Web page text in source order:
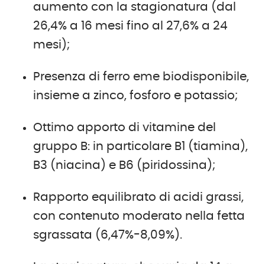
aumento con la stagionatura (dal
26,4% a 16 mesi fino al 27,6% a 24
mesi);
Presenza di ferro eme biodisponibile,
insieme a zinco, fosforo e potassio;
Ottimo apporto di vitamine del
gruppo B: in particolare B1 (tiamina),
B3 (niacina) e B6 (piridossina);
Rapporto equilibrato di acidi grassi,
con contenuto moderato nella fetta
sgrassata (6,47%-8,09%).